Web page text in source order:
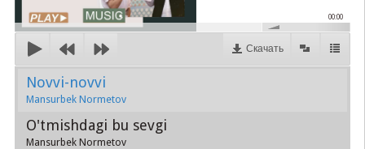
00:00
Скачать
Novvi-novvi
Mansurbek Normetov
O'tmishdagi bu sevgi
Mansurbek Normetov